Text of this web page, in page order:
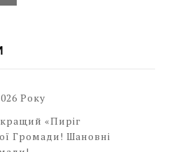
Року
«Пиріг
Громади! Шановні